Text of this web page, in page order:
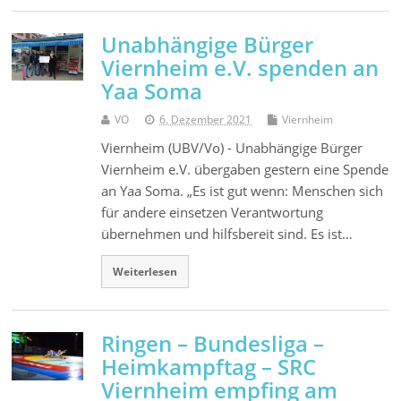
Unabhängige Bürger
Viernheim e.V. spenden an
Yaa Soma
VO 6. Dezember 2021 Viernheim
Viernheim (UBV/Vo) - Unabhängige Bürger
Viernheim e.V. übergaben gestern eine Spende
an Yaa Soma. „Es ist gut wenn: Menschen sich
für andere einsetzen Verantwortung
übernehmen und hilfsbereit sind. Es ist…
Weiterlesen
Ringen – Bundesliga –
Heimkampftag – SRC
Viernheim empfing am